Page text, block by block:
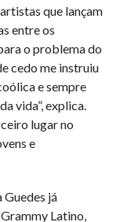
que lançam
entre os
o problema do
cedo me instruiu
e sempre
vida”, explica.
lugar no
e
já
Latino,